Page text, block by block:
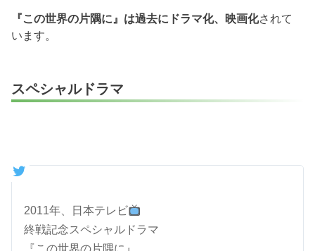
『この世界の片隅に』は過去にドラマ化、映画化されて
います。
スペシャルドラマ
2011年、日本テレビ
終戦記念スペシャルドラマ